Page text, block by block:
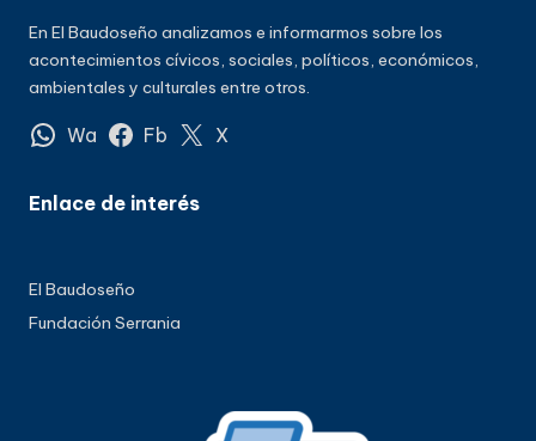
En El Baudoseño analizamos e informarmos sobre los
acontecimientos cívicos, sociales, políticos, económicos,
ambientales y culturales entre otros.
Wa Fb X
Enlace de interés
El Baudoseño
Fundación Serrania